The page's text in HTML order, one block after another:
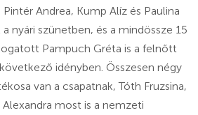
Andrea, Kump Alíz és Paulina
nyári szünetben, és a mindössze 15
Pampuch Gréta is a felnőtt
idényben. Összesen négy
van a csapatnak, Tóth Fruzsina,
most is a nemzeti